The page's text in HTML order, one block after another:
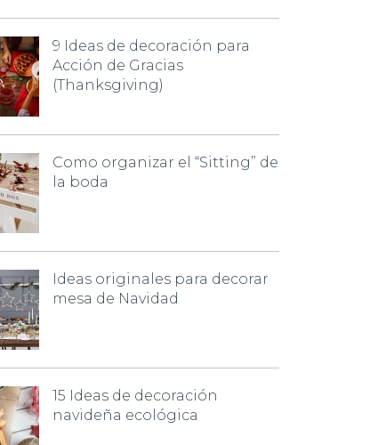
9 Ideas de decoración para
Acción de Gracias
(Thanksgiving)
Como organizar el “Sitting” de
la boda
Ideas originales para decorar
mesa de Navidad
15 Ideas de decoración
navideña ecológica